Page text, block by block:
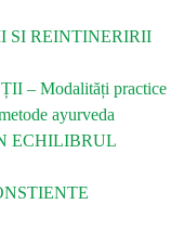
SI REINTINERIRII
– Modalități practice
ayurveda
ECHILIBRUL